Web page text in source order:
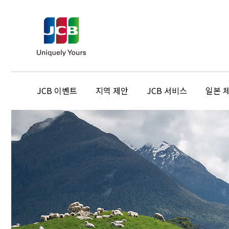
JCB 이벤트 지역 제안 JCB 서비스 일본